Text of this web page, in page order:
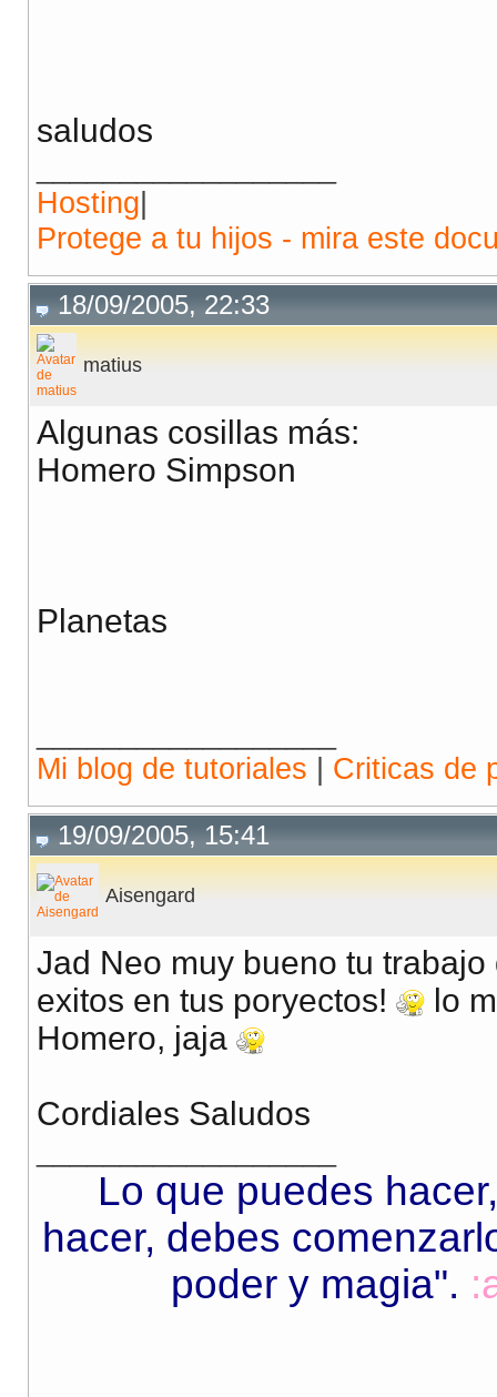
saludos
Hosting|
Protege a tu hijos - mira este
18/09/2005, 22:33
matius
Algunas cosillas más:
Homero Simpson
Planetas
Mi blog de tutoriales | Criticas de
19/09/2005, 15:41
Aisengard
Jad Neo muy bueno tu
exitos en tus poryectos!
lo
Homero, jaja
Cordiales Saludos
Lo que puedes
hacer, debes
poder y magia".